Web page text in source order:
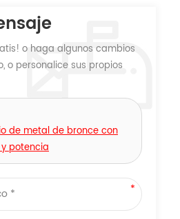
o haga algunos cambios
o personalice sus propios
de metal de bronce con
potencia